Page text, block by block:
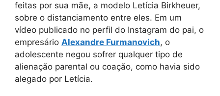
feitas por sua mãe, a modelo Letícia Birkheuer,
sobre o distanciamento entre eles. Em um
vídeo publicado no perfil do Instagram do pai, o
empresário Alexandre Furmanovich, o
adolescente negou sofrer qualquer tipo de
alienação parental ou coação, como havia sido
alegado por Letícia.